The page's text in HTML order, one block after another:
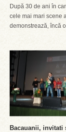
După 30 de ani în
cele mai mari scene
demonstrează, încă
Bacauanii, invitati